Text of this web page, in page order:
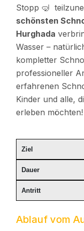
Stopp 🤿
schönsten
Hurghada
Wasser –
kompletter
professioneller
erfahrenen
Kinder und alle,
erleben möchten!
Ziel
Dauer
Antritt
Ablauf vom